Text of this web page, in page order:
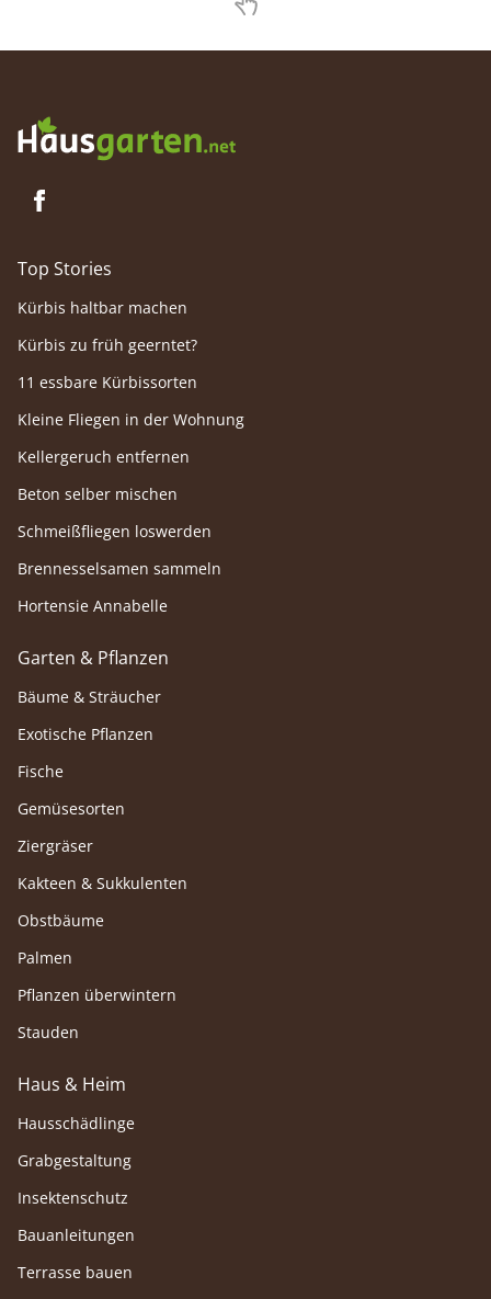
Top Stories
Kürbis haltbar machen
Kürbis zu früh geerntet?
11 essbare Kürbissorten
Kleine Fliegen in der Wohnung
Kellergeruch entfernen
Beton selber mischen
Schmeißfliegen loswerden
Brennesselsamen sammeln
Hortensie Annabelle
Garten & Pflanzen
Bäume & Sträucher
Exotische Pflanzen
Fische
Gemüsesorten
Ziergräser
Kakteen & Sukkulenten
Obstbäume
Palmen
Pflanzen überwintern
Stauden
Haus & Heim
Hausschädlinge
Grabgestaltung
Insektenschutz
Bauanleitungen
Terrasse bauen